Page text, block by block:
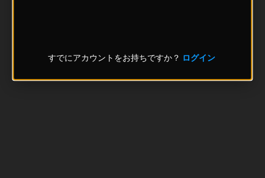
すでにアカウントをお持ちですか？ ログイン